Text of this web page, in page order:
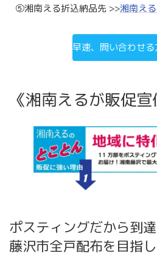
⑤湘南える折込納品先 >>湘南え
早速、問い合わせる
《湘南えるが販促
ポスティングだから到
藤沢市全戸配布を目指し